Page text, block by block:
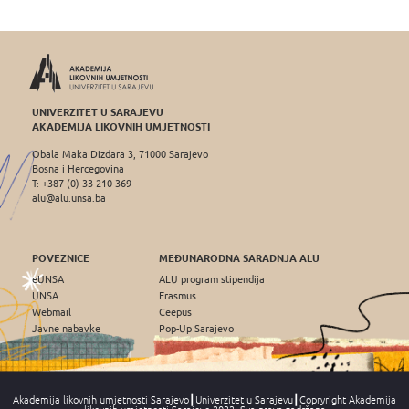
UNIVERZITET U SARAJEVU
AKADEMIJA LIKOVNIH UMJETNOSTI
Obala Maka Dizdara 3, 71000 Sarajevo
Bosna i Hercegovina
T: +387 (0) 33 210 369
alu@alu.unsa.ba
POVEZNICE
eUNSA
UNSA
Webmail
Javne nabavke
MEĐUNARODNA SARADNJA ALU
ALU program stipendija
Erasmus
Ceepus
Pop-Up Sarajevo
Akademija likovnih umjetnosti Sarajevo┃Univerzitet u Sarajevu┃Copryright Akademija